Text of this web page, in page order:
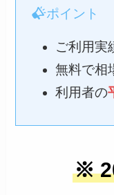
ポイント
ご利用実
無料で相
利用者の
※